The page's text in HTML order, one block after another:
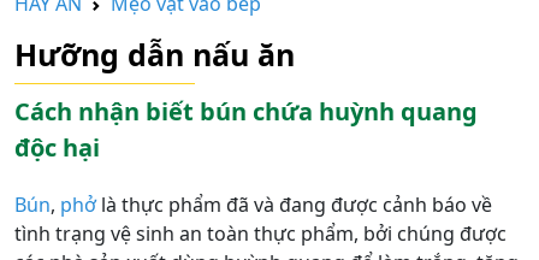
Hưỡng dẫn nấu ăn
Cách nhận biết bún chứa huỳnh quang
độc hại
Bún, phởlà thực phẩm đã và đang được cảnh báo về
tình trạng vệ sinh an toàn thực phẩm, bởi chúng được